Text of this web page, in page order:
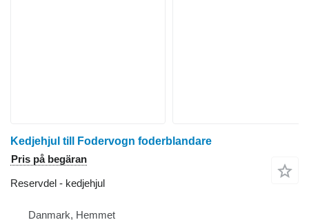
Kedjehjul till Fodervogn foderblandare
Pris på begäran
Reservdel - kedjehjul
Danmark, Hemmet